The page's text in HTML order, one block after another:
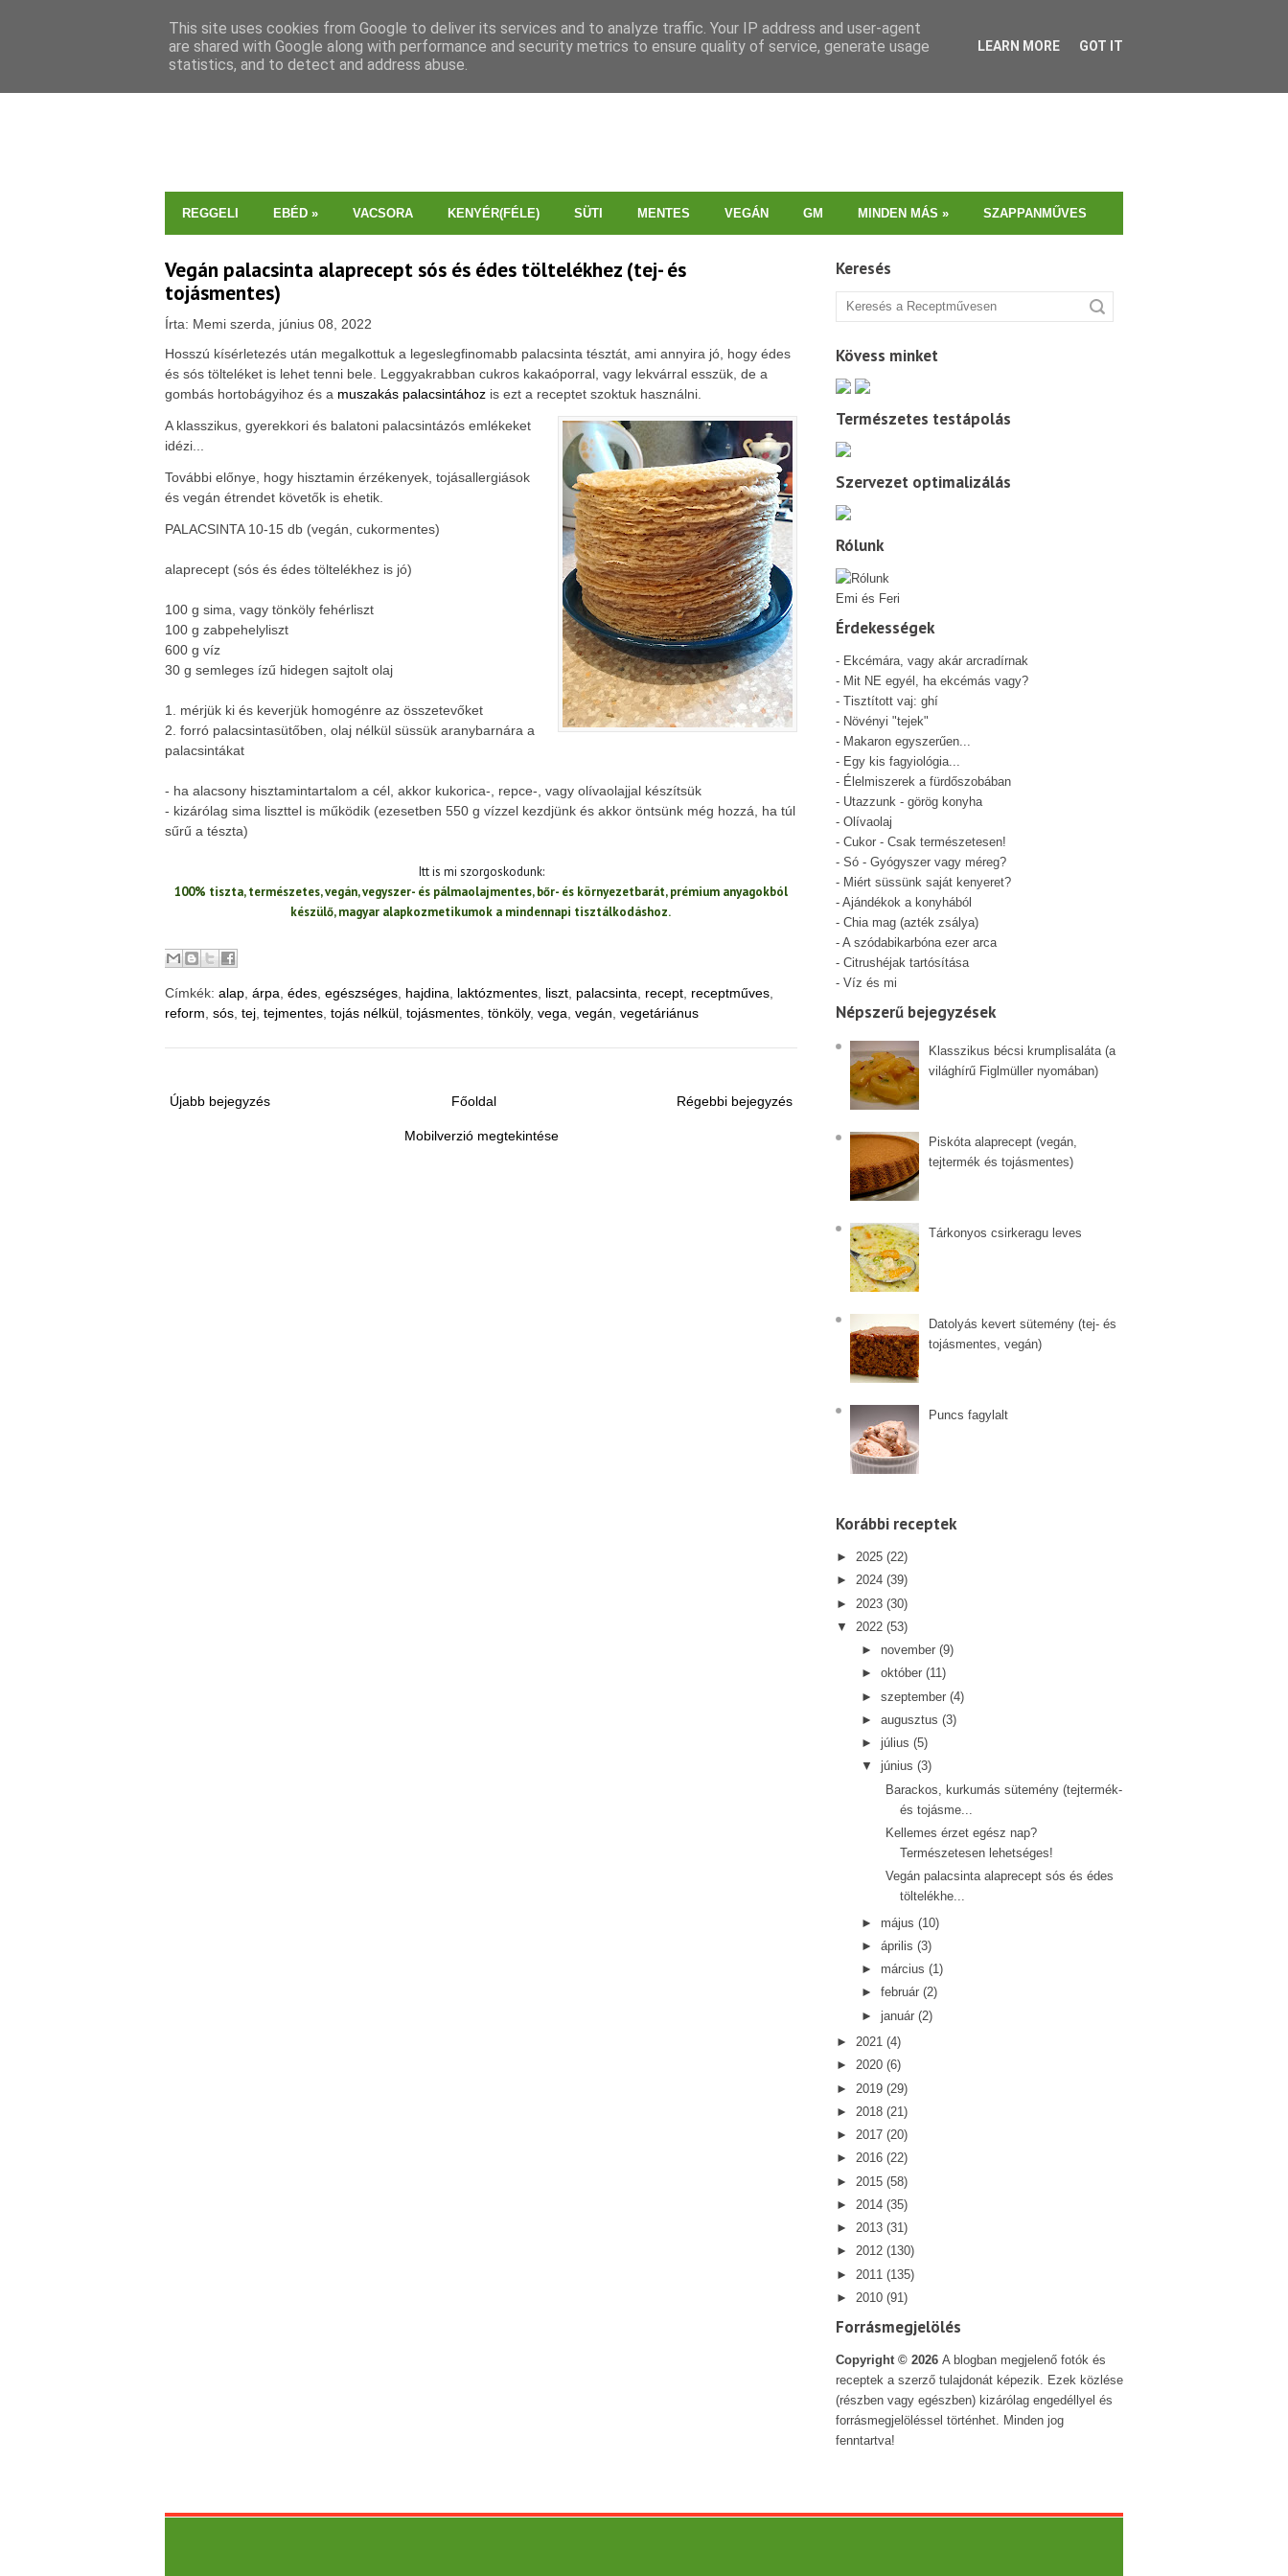
REGGELI EBÉD » VACSORA KENYÉR(FÉLE) SÜTI MENTES VEGÁN GM MINDEN MÁS » SZAPPANMŰVES
Vegán palacsinta alaprecept sós és édes töltelékhez (tej- és
tojásmentes)
Írta: Memi szerda, június 08, 2022
Hosszú kísérletezés után megalkottuk a legeslegfinomabb palacsinta tésztát, ami annyira jó, hogy édes
és sós tölteléket is lehet tenni bele. Leggyakrabban cukros kakaóporral, vagy lekvárral esszük, de a
gombás hortobágyihoz és a muszakás palacsintához is ezt a receptet szoktuk használni.
A klasszikus, gyerekkori és balatoni palacsintázós emlékeket
idézi...
További előnye, hogy hisztamin érzékenyek, tojásallergiások
és vegán étrendet követők is ehetik.
PALACSINTA 10-15 db (vegán, cukormentes)
alaprecept (sós és édes töltelékhez is jó)
100 g sima, vagy tönköly fehérliszt
100 g zabpehelyliszt
600 g víz
30 g semleges ízű hidegen sajtolt olaj
1.
mérjük ki és keverjük homogénre az összetevőket
2. forró palacsintasütőben, olaj nélkül süssük aranybarnára a
palacsintákat
- ha alacsony hisztamintartalom a cél, akkor kukorica-, repce-, vagy olívaolajjal készítsük
- kizárólag sima liszttel is működik (ezesetben 550 g vízzel kezdjünk és akkor öntsünk még hozzá, ha túl
sűrű a tészta)
Itt is mi szorgoskodunk:
100% tiszta, természetes, vegán, vegyszer- és pálmaolajmentes, bőr- és környezetbarát, prémium anyagokból
készülő, magyar alapkozmetikumok a mindennapi tisztálkodáshoz.
Címkék: alap árpa édes egészséges hajdina laktózmentes liszt palacsinta recept receptműves
reform sós tej tejmentes tojás nélkül tojásmentes tönköly, vega vegán vegetáriánus
Újabb bejegyzés Régebbi bejegyzés
Főoldal
Mobilverzió megtekintése
Keresés
Kövess minket
Természetes testápolás
Szervezet optimalizálás
Rólunk
Emi és Feri
Érdekességek
- Ekcémára, vagy akár arcradírnak
- Mit NE egyél, ha ekcémás vagy?
- Tisztított vaj: ghí
- Növényi "tejek"
- Makaron egyszerűen...
- Egy kis fagyiológia...
- Élelmiszerek a fürdőszobában
- Utazzunk - görög konyha
- Olívaolaj
- Cukor - Csak természetesen!
- Só - Gyógyszer vagy méreg?
- Miért süssünk saját kenyeret?
- Ajándékok a konyhából
- Chia mag (azték zsálya)
- A szódabikarbóna ezer arca
- Citrushéjak tartósítása
- Víz és mi
Népszerű bejegyzések
Klasszikus bécsi krumplisaláta (a
világhírű Figlmüller nyomában)
Piskóta alaprecept (vegán,
tejtermék és tojásmentes)
Tárkonyos csirkeragu leves
Datolyás kevert sütemény (tej- és
tojásmentes, vegán)
Puncs fagylalt
Korábbi receptek
► 2025 (22)
► 2024 (39)
► 2023 (30)
▼
2022 (53)
► november (9)
► október (11)
► szeptember (4)
► augusztus (3)
► július (5)
▼
június (3)
Barackos, kurkumás sütemény (tejtermék-
és tojásme...
Kellemes érzet egész nap?
Természetesen lehetséges!
Vegán palacsinta alaprecept sós és édes
töltelékhe...
► május (10)
► április (3)
► március (1)
► február (2)
► január (2)
► 2021 (4)
► 2020 (6)
► 2019 (29)
► 2018 (21)
► 2017 (20)
► 2016 (22)
► 2015 (58)
► 2014 (35)
► 2013 (31)
► 2012 (130)
► 2011 (135)
► 2010 (91)
Forrásmegjelölés
Copyright © 2026 A blogban megjelenő fotók és
receptek a szerző tulajdonát képezik. Ezek közlése
(részben vagy egészben) kizárólag engedéllyel és
forrásmegjelöléssel történhet. Minden jog
fenntartva!
This site uses cookies from Google to deliver its services and to analyze traffic. Your IP address and user-agent
are shared with Google along with performance and security metrics to ensure quality of service, generate usage
statistics, and to detect and address abuse.
LEARN MORE GOT IT